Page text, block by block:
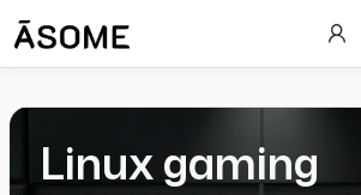
Linux gaming